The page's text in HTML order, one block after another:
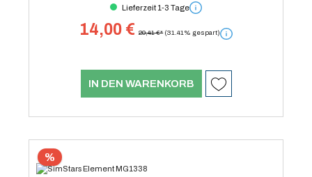
Lieferzeit 1-3 Tage
14,00 € 20,41 €* (31.41% gespart)
IN DEN WARENKORB
%